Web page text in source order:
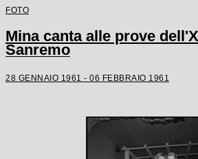
FOTO
Mina canta alle prove
Sanremo
28 GENNAIO 1961 - 06 FEBBRAIO 1961